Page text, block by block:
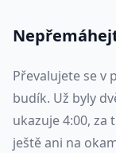
Převalujete se v
budík. Už byly
ukazuje 4:00,
ještě ani na